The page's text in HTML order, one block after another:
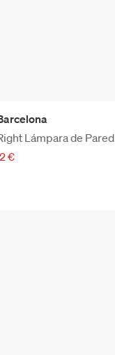
Lámpara de Pared
€